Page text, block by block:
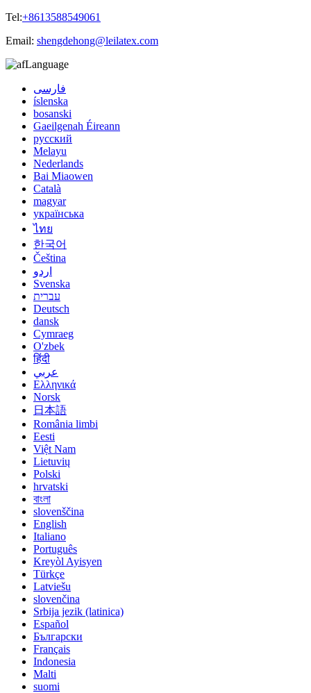
Tel:+8613588549061
Email: shengdehong@leilatex.com
Language
فارسی
íslenska
bosanski
Gaeilgenah Éireann
русский
Melayu
Nederlands
Bai Miaowen
Català
magyar
українська
ไทย
한국어
Čeština
اردو
Svenska
עברית
Deutsch
dansk
Cymraeg
O'zbek
हिंदी
عربي
Ελληνικά
Norsk
日本語
România limbi
Eesti
Việt Nam
Lietuvių
Polski
hrvatski
বাংলা
slovenščina
English
Italiano
Português
Kreyòl Ayisyen
Türkçe
Latviešu
slovenčina
Srbija jezik (latinica)
Español
Български
Français
Indonesia
Malti
suomi